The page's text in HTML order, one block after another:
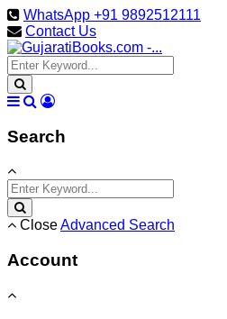
WhatsApp +91 9892512111
Contact Us
Search
CloseAdvanced Search
Account